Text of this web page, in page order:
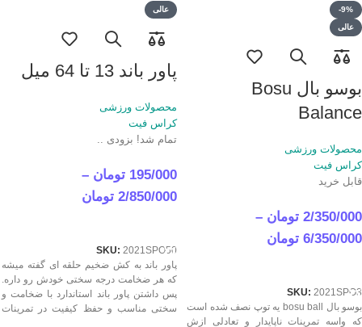
-9%
عالی
بوسو بال Bosu
Balance
محصولات ورزشی
کراس فیت
قابل خرید
2/350/000 تومان –
6/350/000 تومان
SKU: 2021SPO3
بوسو بال bosu ball یه توپ نصف شده است
که واسه تمرینات ناپایدار و تعادلی ازش
عالی
پاور باند 13 تا 64 میل
محصولات ورزشی
کراس فیت
تمام شد! بزودی ..
195/000 تومان –
2/850/000 تومان
SKU: 2021SPO50
پاور باند به کش ضخیم حلقه ای گفته میشه
که هر ضخامت درجه سختی خودش رو داره.
پس داشتن پاور باند استاندارد با ضخامت و
سختی مناسب و حفظ کیفیت در تمرینات